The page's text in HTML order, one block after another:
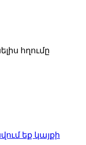
հղումը
եք կայքի